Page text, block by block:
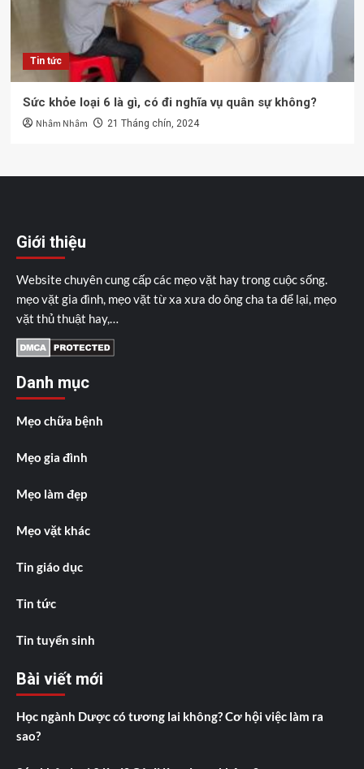
Tin tức
Sức khỏe loại 6 là gì, có đi nghĩa vụ quân sự không?
Nhâm Nhâm 21 Tháng chín, 2024
Giới thiệu
Website chuyên cung cấp các mẹo vặt hay trong cuộc sống.
mẹo vặt gia đình, mẹo vặt từ xa xưa do ông cha ta để lại, mẹo
vặt thủ thuật hay,…
Danh mục
Mẹo chữa bệnh
Mẹo gia đình
Mẹo làm đẹp
Mẹo vặt khác
Tin giáo dục
Tin tức
Tin tuyển sinh
Bài viết mới
Học ngành Dược có tương lai không? Cơ hội việc làm ra
sao?